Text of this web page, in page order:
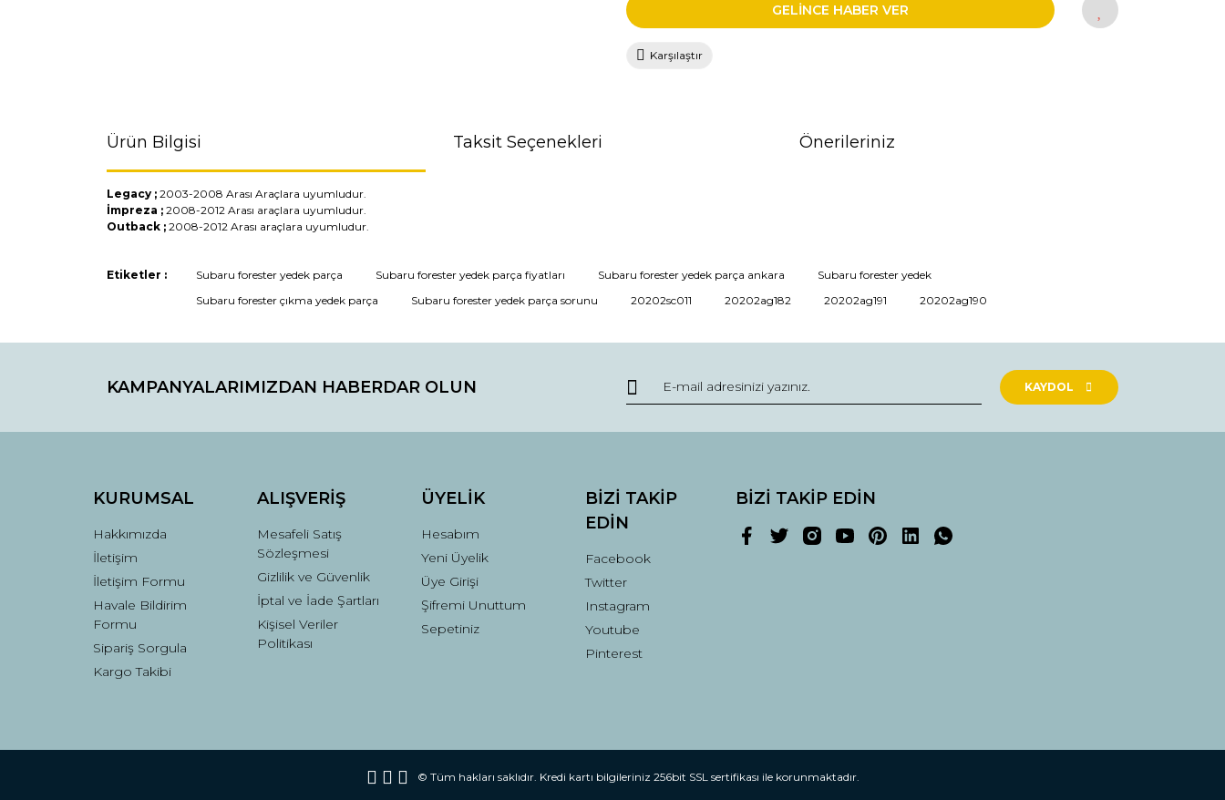
GELİNCE HABER VER
Karşılaştır
Ürün Bilgisi Taksit Seçenekleri Önerileriniz
Legacy ; 2003-2008 Arası Araçlara uyumludur.
İmpreza ; 2008-2012 Arası araçlara uyumludur.
Outback ; 2008-2012 Arası araçlara uyumludur.
Bu ürünün fiyat bilgisi, resim, ürün açıklamalarında ve diğer konularda yetersiz gördüğünüz noktaları öneri formunu kullanarak tarafımıza iletebilirsiniz.
Ürün bilgilerinde hatalar bulunuyor.
Gönder
Etiketler : Subaru forester yedek parça Subaru forester yedek parça fiyatları Subaru forester yedek parça ankara
Subaru forester yedek
Subaru forester çıkma yedek parça
Subaru forester yedek parça sorunu 20202sc011 20202ag182 20202ag191 20202ag190
KAMPANYALARIMIZDAN HABERDAR OLUN KAYDOL
KURUMSAL
Hakkımızda
İletişim
İletişim Formu
Havale Bildirim
Formu
Sipariş Sorgula
Kargo Takibi
ALIŞVERİŞ
Mesafeli Satış
Sözleşmesi
Gizlilik ve Güvenlik
İptal ve İade Şartları
Kişisel Veriler
Politikası
ÜYELİK
Hesabım
Yeni Üyelik
Üye Girişi
Şifremi Unuttum
Sepetiniz
BİZİ TAKİP
EDİN
Facebook
Twitter
Instagram
Youtube
Pinterest
BİZİ TAKİP EDİN
© Tüm hakları saklıdır. Kredi kartı bilgileriniz 256bit SSL sertifikası ile korunmaktadır.